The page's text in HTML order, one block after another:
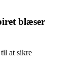
blæser
at sikre